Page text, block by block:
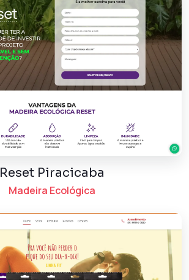
Reset Piracicaba
Madeira Ecológica